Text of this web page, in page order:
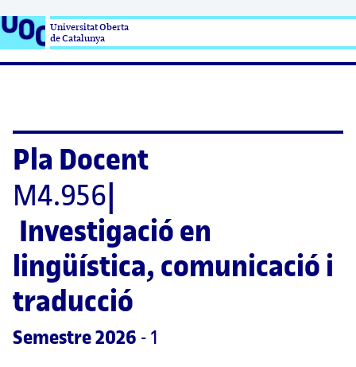
Universitat Oberta
de Catalunya
Pla Docent
M4.956
Investigació en
lingüística, comunicació i
traducció
Semestre 2026 - 1